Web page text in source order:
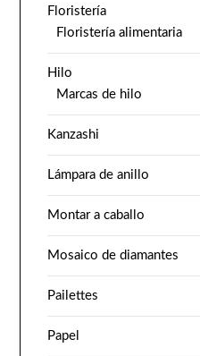
Floristería
Floristería alimentaria
Hilo
Marcas de hilo
Kanzashi
Lámpara de anillo
Montar a caballo
Mosaico de diamantes
Pailettes
Papel